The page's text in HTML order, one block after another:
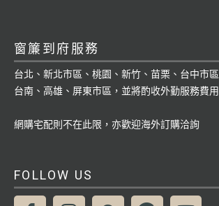
窗簾到府服務
台北、新北市區、桃園、新竹、苗栗、台中市區
台南、高雄、屏東市區，並將酌收外勤服務費用
網購宅配則不在此限，亦歡迎海外訂購洽詢
FOLLOW US